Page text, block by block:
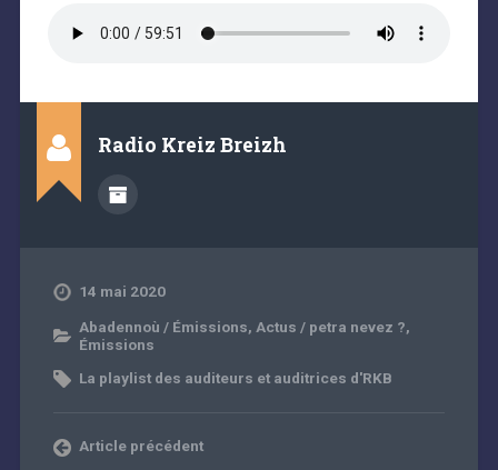
Radio Kreiz Breizh
14 mai 2020
Abadennoù / Émissions, Actus / petra nevez ?,
Émissions
La playlist des auditeurs et auditrices d'RKB
Article précédent